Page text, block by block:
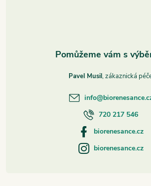
Pavel Musil
info@
720 217 546
biorenesance.cz
biorenesance.cz